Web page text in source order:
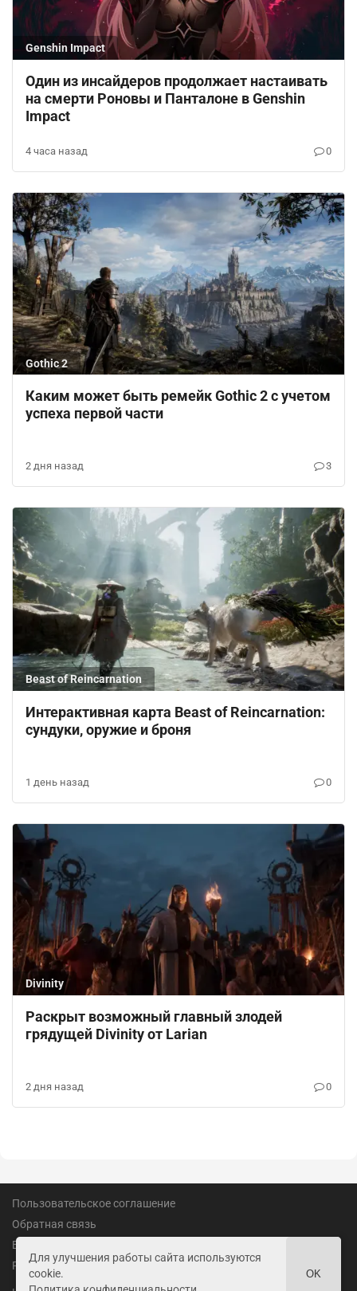
Genshin Impact
Один из инсайдеров продолжает настаивать
на смерти Роновы и Панталоне в Genshin
Impact
4 часа назад 0
Gothic 2
Каким может быть ремейк Gothic 2 с учетом
успеха первой части
2 дня назад 3
Beast of Reincarnation
Интерактивная карта Beast of Reincarnation:
сундуки, оружие и броня
1 день назад 0
Divinity
Раскрыт возможный главный злодей
грядущей Divinity от Larian
2 дня назад 0
Для улучшения работы сайта используются
cookie.
OK
Пользовательское соглашение
Обратная связь
Вакансии
Реклама